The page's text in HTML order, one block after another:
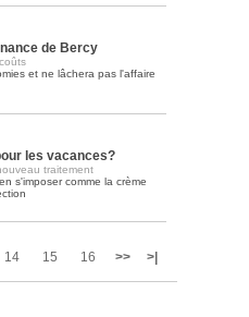
de Bercy
et ne lâchera pas l'affaire
les vacances?
traitement
s'imposer comme la crème
14 15 16 >> >|